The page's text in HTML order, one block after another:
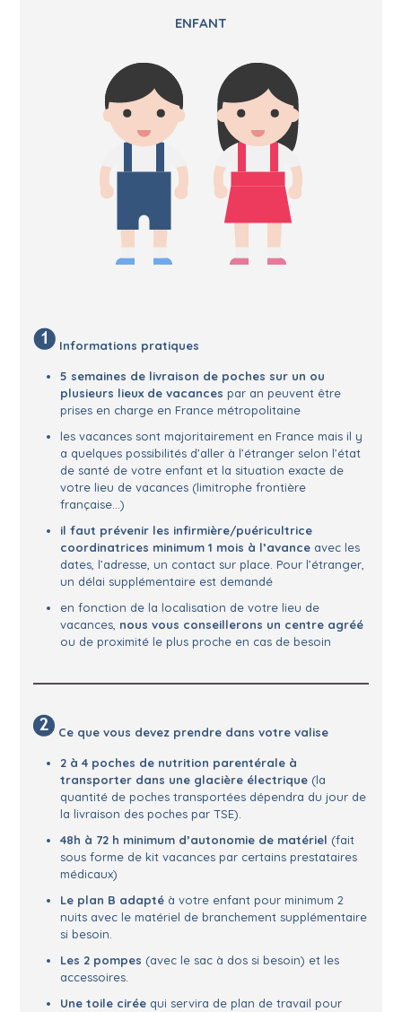
ENFANT
Informations pratiques
5 semaines de livraison de poches sur un ou
plusieurs lieux de vacances par an peuvent être
prises en charge en France métropolitaine
les vacances sont majoritairement en France mais il y
a quelques possibilités d’aller à l’étranger selon l’état
de santé de votre enfant et la situation exacte de
votre lieu de vacances (limitrophe frontière
française…)
il faut prévenir les infirmière/puéricultrice
coordinatrices minimum 1 mois à l’avanceavec les
dates, l’adresse, un contact sur place. Pour l’étranger,
un délai supplémentaire est demandé
en fonction de la localisation de votre lieu de
vacances, nous vous conseillerons un centre agréé
ou de proximité le plus proche en cas de besoin
Ce que vous devez prendre dans votre valise
2 à 4 poches de nutrition parentérale à
transporter dans une glacière électrique(la
quantité de poches transportées dépendra du jour de
la livraison des poches par TSE).
48h à 72 h minimum d’autonomie de matériel (fait
sous forme de kit vacances par certains prestataires
médicaux)
Le plan B adaptéà votre enfant pour minimum 2
nuits avec le matériel de branchement supplémentaire
si besoin.
Les 2 pompes (avec le sac à dos si besoin) et les
accessoires.
Une toile ciréequi servira de plan de travail pour